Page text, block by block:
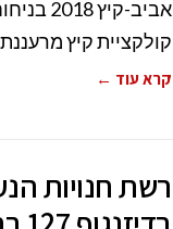
קולקציית קיץ מרעננת
קרא עוד ←
רשת חנויות